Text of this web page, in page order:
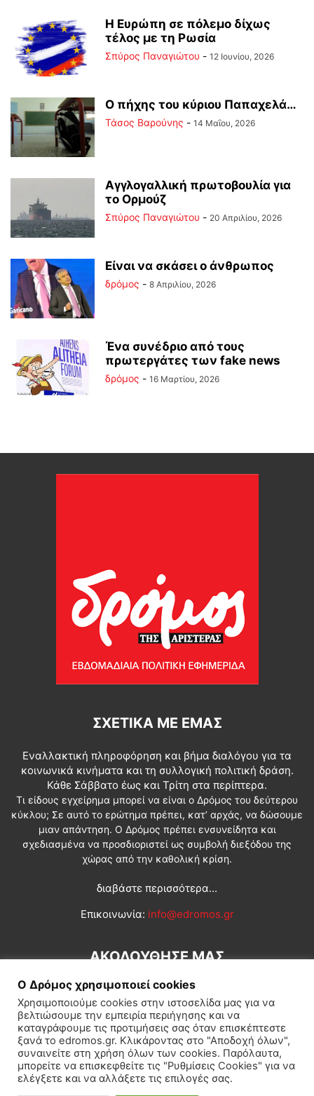
Η Ευρώπη σε πόλεμο δίχως
τέλος με τη Ρωσία
Σπύρος Παναγιώτου - 12 Ιουνίου, 2026
Ο πήχης του κύριου Παπαχελά…
Τάσος Βαρούνης - 14 Μαΐου, 2026
Αγγλογαλλική πρωτοβουλία για
το Ορμούζ
Σπύρος Παναγιώτου - 20 Απριλίου, 2026
Είναι να σκάσει ο άνθρωπος
δρόμος - 8 Απριλίου, 2026
Ένα συνέδριο από τους
πρωτεργάτες των fake news
δρόμος - 16 Μαρτίου, 2026
ΣΧΕΤΙΚΆ ΜΕ ΕΜΆΣ
Εναλλακτική πληροφόρηση και βήμα διαλόγου για τα
κοινωνικά κινήματα και τη συλλογική πολιτική δράση.
Κάθε Σάββατο έως και Τρίτη στα περίπτερα.
Τι είδους εγχείρημα μπορεί να είναι ο Δρόμος του δεύτερου
κύκλου; Σε αυτό το ερώτημα πρέπει, κατ’ αρχάς, να δώσουμε
μιαν απάντηση. Ο Δρόμος πρέπει ενσυνείδητα και
σχεδιασμένα να προσδιοριστεί ως συμβολή διεξόδου της
χώρας από την καθολική κρίση.
διαβάστε περισσότερα...
Επικοινωνία: info@edromos.gr
ΑΚΟΛΟΥΘΗΣΕ ΜΑΣ
Εγγραφή συνδρομητή Πολιτική Διεθνή Κοινωνία
Πολιτισμός Αφιερώματα
Ο Δρόμος χρησιμοποιεί cookies
Χρησιμοποιούμε cookies στην ιστοσελίδα μας για να
βελτιώσουμε την εμπειρία περιήγησης και να
καταγράφουμε τις προτιμήσεις σας όταν επισκέπτεστε
ξανά το edromos.gr. Κλικάροντας στο "Αποδοχή όλων",
συναινείτε στη χρήση όλων των cookies. Παρόλαυτα,
μπορείτε να επισκεφθείτε τις "Ρυθμίσεις Cookies" για να
ελέγξετε και να αλλάξετε τις επιλογές σας.